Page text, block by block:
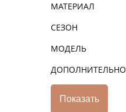
МАТЕРИАЛ
СЕЗОН
МОДЕЛЬ
ДОПОЛНИТЕЛЬНО